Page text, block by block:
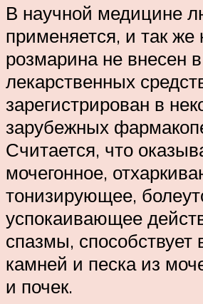
В научной медицине
применяется, и так же
розмарина не внесен
лекарственных
зарегистрирован в
зарубежных
Считается, что
мочегонное,
тонизирующее,
успокаивающее
спазмы,
камней и песка из
и почек.